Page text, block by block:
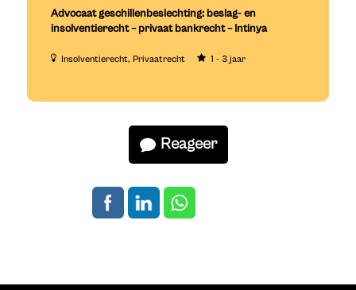
Advocaat geschillenbeslechting: beslag- en
insolventierecht – privaat bankrecht – Intinya
Insolventierecht Privaatrecht 1 - 3 jaar
Reageer